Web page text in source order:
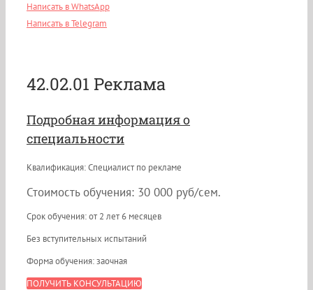
Написать в WhatsApp
Написать в Telegram
42.02.01 Реклама
Подробная информация о
специальности
Квалификация: Специалист по рекламе
Стоимость обучения: 30 000 руб/сем.
Срок обучения: от 2 лет 6 месяцев
Без вступительных испытаний
Форма обучения: заочная
ПОЛУЧИТЬ КОНСУЛЬТАЦИЮ